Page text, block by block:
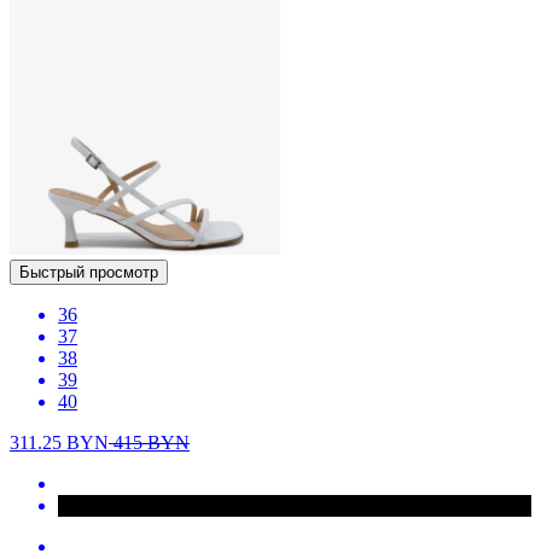
Быстрый просмотр
36
37
38
39
40
311.25 BYN415BYN